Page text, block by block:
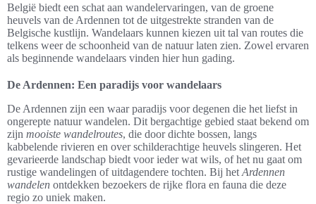
België biedt een schat aan wandelervaringen, van de groene
heuvels van de Ardennen tot de uitgestrekte stranden van de
Belgische kustlijn. Wandelaars kunnen kiezen uit tal van routes die
telkens weer de schoonheid van de natuur laten zien. Zowel ervaren
als beginnende wandelaars vinden hier hun gading.
De Ardennen: Een paradijs voor wandelaars
De Ardennen zijn een waar paradijs voor degenen die het liefst in
ongerepte natuur wandelen. Dit bergachtige gebied staat bekend om
zijn mooiste wandelroutes, die door dichte bossen, langs
kabbelende rivieren en over schilderachtige heuvels slingeren. Het
gevarieerde landschap biedt voor ieder wat wils, of het nu gaat om
rustige wandelingen of uitdagendere tochten. Bij het Ardennen
wandelen ontdekken bezoekers de rijke flora en fauna die deze
regio zo uniek maken.